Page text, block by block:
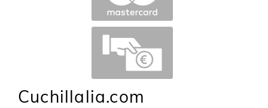
Cuchillalia.com